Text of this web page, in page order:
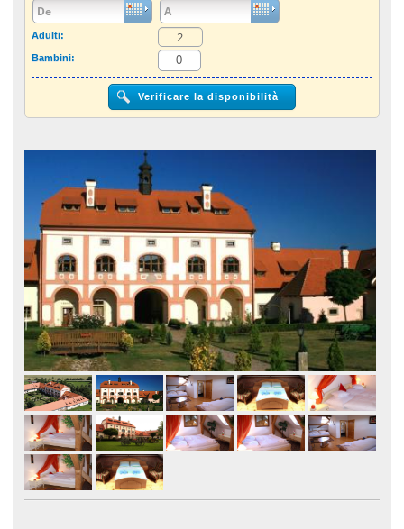
Offerta last minute + Offerta forfettaria
Altro paese
Adulti:
Bambini: